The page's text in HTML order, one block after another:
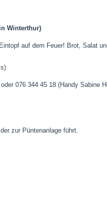
Winterthur)
auf dem Feuer! Brot, Salat
oder 076 344 45 18 (Handy Sabine
zur Püntenanlage führt.